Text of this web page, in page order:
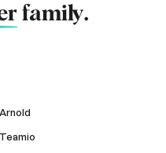
family.
Arnold
Teamio